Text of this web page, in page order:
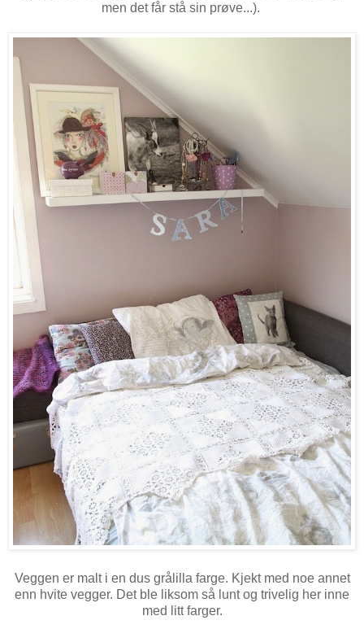
men det får stå sin prøve...).
Veggen er malt i en dus grålilla farge. Kjekt med noe annet
enn hvite vegger. Det ble liksom så lunt og trivelig her inne
med litt farger.